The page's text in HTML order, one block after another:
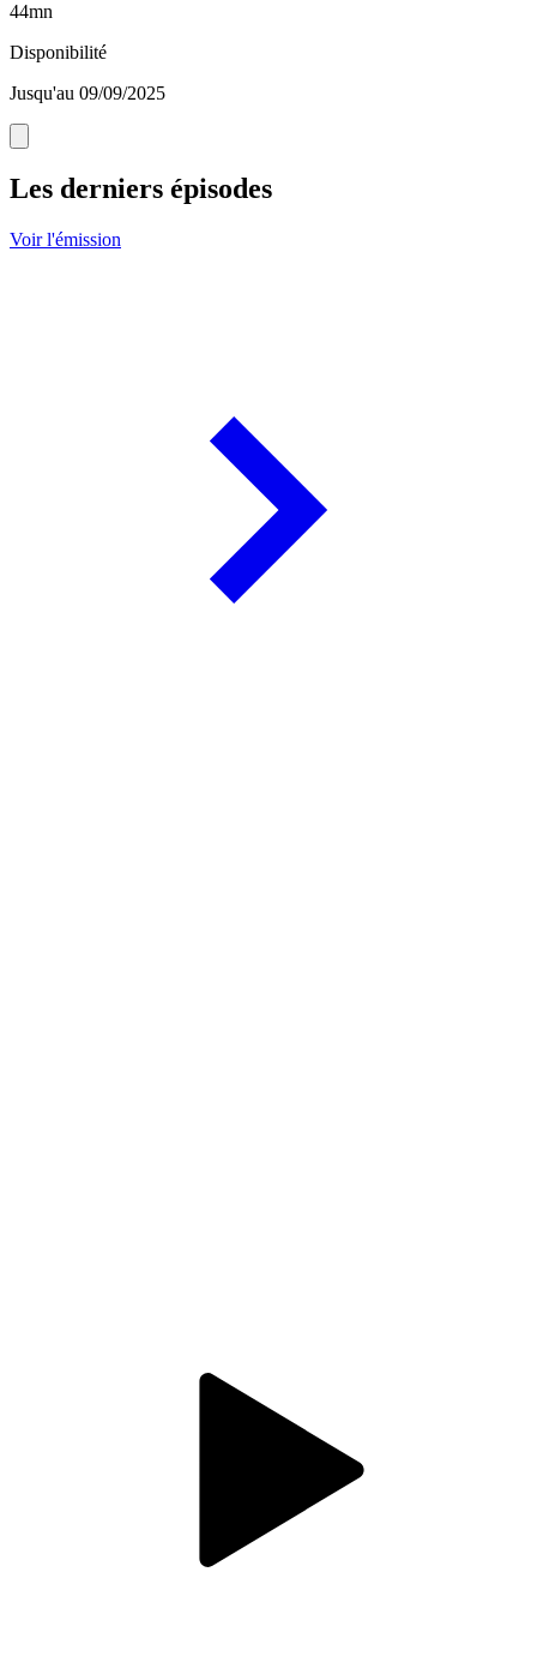
44mn
Disponibilité
Jusqu'au 09/09/2025
Les derniers épisodes
Voir l'émission